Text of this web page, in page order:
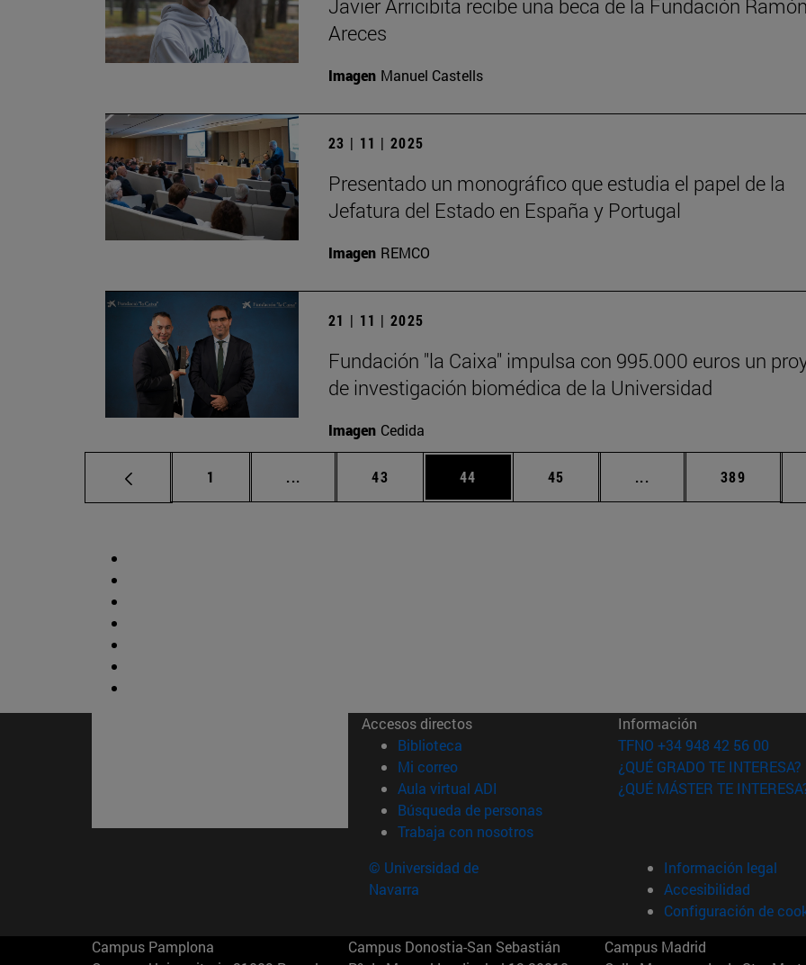
Javier Arricibita recibe una beca de la Fundación
Areces
Imagen Manuel Castells
23 | 11 | 2025
Presentado un monográfico que estudia el papel de la
Jefatura del Estado en España y Portugal
Imagen REMCO
21 | 11 | 2025
Fundación "la Caixa" impulsa con 995.000 euros un
de investigación biomédica de la Universidad
Imagen Cedida
Página
1 ... Páginas intermedias Use TAB para desplazarse.
Página
43 Página
44 Página
45 ... Páginas intermedias
Página
389
Accesos directos
Biblioteca (abre en nueva ventana)
Mi correo(abre en nueva ventana)
Aula virtual ADI (abre en nueva ventana)
Búsqueda de personas(abre en nueva ventana)
Trabaja con nosotros(abre en nueva ventana)
Información
TFNO +34 948 42 56 00
¿QUÉ GRADO TE INTERESA?
¿QUÉ MÁSTER TE
© Universidad de
Navarra
Información legal
Accesibilidad
Configuración de
Campus Pamplona
Campus Donostia-San Sebastián
Campus Madrid